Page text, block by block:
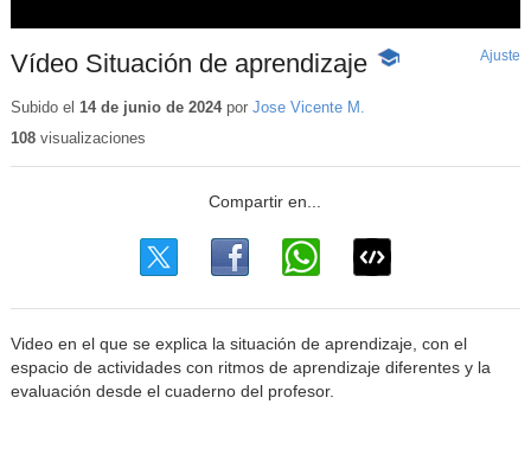
Vídeo Situación de aprendizaje -
Ajuste
Subido el 14 de junio de 2024por Jose Vicente M.
108visualizaciones
Video en el que se explica la situación de aprendizaje, con el
espacio de actividades con ritmos de aprendizaje diferentes y la
evaluación desde el cuaderno del profesor.